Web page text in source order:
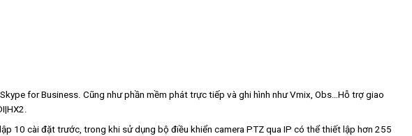
for Business. Cũng như phần mềm phát trực tiếp và ghi hình như Vmix, Obs…Hỗ trợ giao
10 cài đặt trước, trong khi sử dụng bộ điều khiển camera PTZ qua IP có thể thiết lập hơn 255